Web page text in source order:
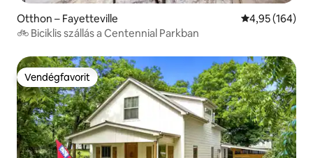
Otthon – Fayetteville Átlagos
4,95 (164)
🚲 Biciklis szállás a Centennial Parkban
Vendégfavorit
Vendégfavorit